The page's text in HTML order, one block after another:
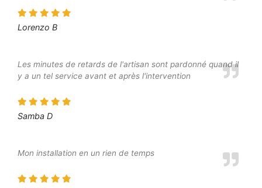
Lorenzo B
Les minutes de retards de l'artisan sont pardonné quand il
y a un tel service avant et après l'intervention
Samba D
Mon installation en un rien de temps